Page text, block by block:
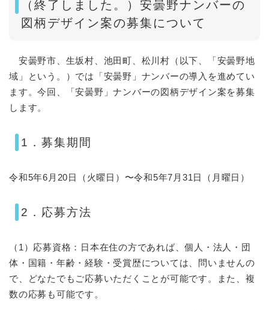
（終了しました。）安曇野ナンバーの
図柄デザイン案の募集について
安曇野市、生坂村、池田町、松川村（以下、「安曇野地
域」という。）では「安曇野」ナンバーの導入を進めてい
ます。今回、「安曇野」ナンバーの図柄デザイン案を募集
します。
1．募集期間
令和5年6月20日（火曜日）〜令和5年7月31日（月曜日）
2．応募方法
（1）応募資格：日本在住の方であれば、個人・法人・団
体・国籍・年齢・経験・受賞歴については、問いませんの
で、どなたでもご応募いただくことが可能です。また、複
数の応募も可能です。